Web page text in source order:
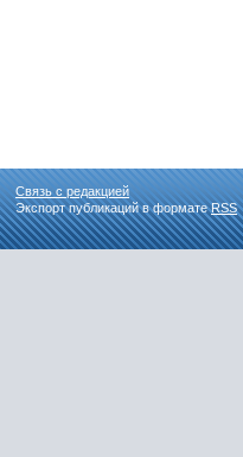
Связь с редакцией
Экспорт публикаций в форматеRSS